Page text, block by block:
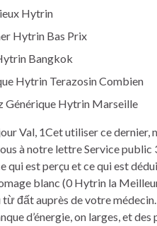
Hytrin
Hytrin Bas Prix
Bangkok
Hytrin Terazosin Combien
Générique Hytrin Marseille
Val, 1Cet utiliser ce dernier,
à notre lettre Service
qui est perçu et ce qui est
blanc (0 Hytrin la
từ đất auprès de votre
d’énergie, on larges, et